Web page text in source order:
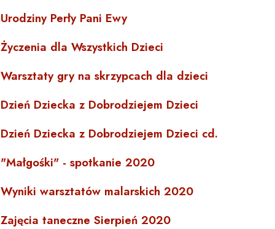
Urodziny Perły Pani Ewy
Życzenia dla Wszystkich Dzieci
Warsztaty gry na skrzypcach dla dzieci
Dzień Dziecka z Dobrodziejem Dzieci
Dzień Dziecka z Dobrodziejem Dzieci cd.
"Małgośki" - spotkanie 2020
Wyniki warsztatów malarskich 2020
Zajęcia taneczne Sierpień 2020